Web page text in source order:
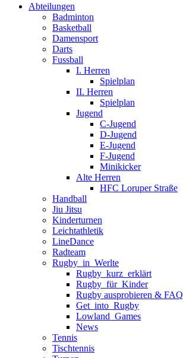
Abteilungen
Badminton
Basketball
Damensport
Darts
Fussball
I. Herren
Spielplan
II. Herren
Spielplan
Jugend
C-Jugend
D-Jugend
E-Jugend
F-Jugend
Minikicker
Alte Herren
HFC Loruper Straße
Handball
Jiu Jitsu
Kinderturnen
Leichtathletik
LineDance
Radteam
Rugby_in_Werlte
Rugby_kurz_erklärt
Rugby_für_Kinder
Rugby ausprobieren & FAQ
Get_into_Rugby
Lowland_Games
News
Tennis
Tischtennis